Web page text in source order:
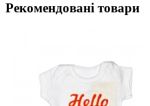
Рекомендовані товари